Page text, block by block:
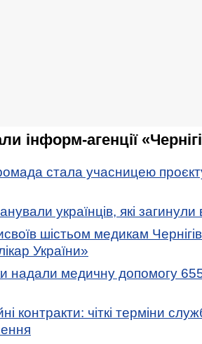
інформ-агенції
стала учасницею
українців, які загинули
шістьом медикам
України»
надали медичну допомогу
контракти: чіткі терміни